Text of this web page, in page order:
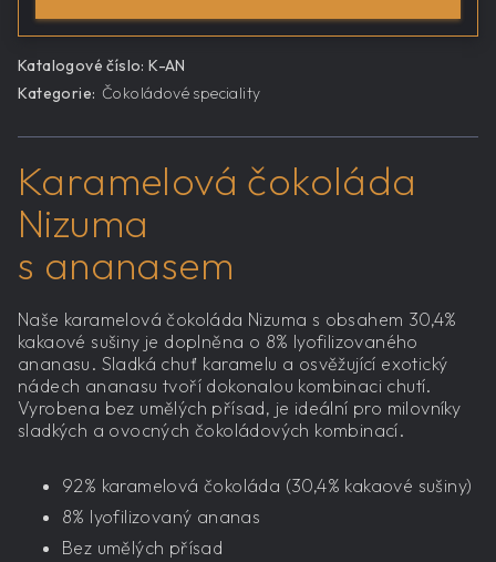
Katalogové číslo: K-AN
Kategorie: Čokoládové speciality
Karamelová čokoláda
Nizuma
s ananasem
Naše karamelová čokoláda Nizuma s obsahem 30,4%
kakaové sušiny je doplněna o 8% lyofilizovaného
ananasu. Sladká chuť karamelu a osvěžující exotický
nádech ananasu tvoří dokonalou kombinaci chutí.
Vyrobena bez umělých přísad, je ideální pro milovníky
sladkých a ovocných čokoládových kombinací.
92% karamelová čokoláda (30,4% kakaové sušiny)
8% lyofilizovaný ananas
Bez umělých přísad